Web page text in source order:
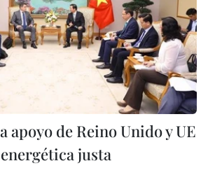
apoyo de Reino Unido y UE
justa